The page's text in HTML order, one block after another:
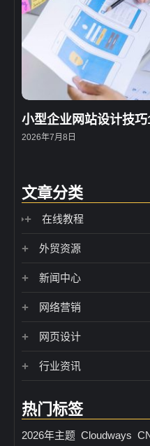
小型企业网站设计技
2026年7月8日
文章分类
在线教程
外贸资源
新闻中心
网络营销
网页设计
行业资讯
热门标签
2026年主题 Cloudways